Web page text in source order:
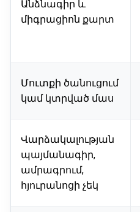
Անձնագիր և
միգրացիոն քարտ
Մուտքի ծանուցում
կամ կտրված մաս
Վարձակալության
պայմանագիր,
ամրագրում,
հյուրանոցի չեկ